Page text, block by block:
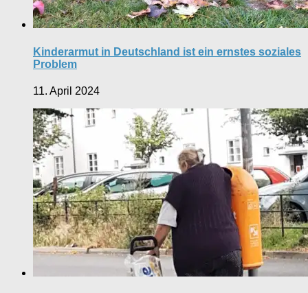
Kinderarmut in Deutschland ist ein ernstes soziales
Problem
11. April 2024